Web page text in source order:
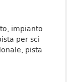
impianto
per sci
pista